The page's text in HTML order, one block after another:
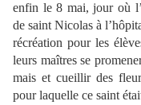
enfin le 8 mai, jour où
de saint Nicolas à
récréation pour les
leurs maîtres se
mais et cueillir des
pour laquelle ce saint